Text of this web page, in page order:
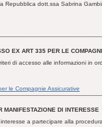
Repubblica dott.ssa Sabrina
EX ART 335 PER LE
di accesso alle informazioni in
le Compagnie Assicurative
MANIFESTAZIONE DI INTERESSE
a partecipare alla